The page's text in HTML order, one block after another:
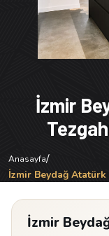
İzmir
Anasayfa/
İzmir Beydağ Atatürk
İzmir